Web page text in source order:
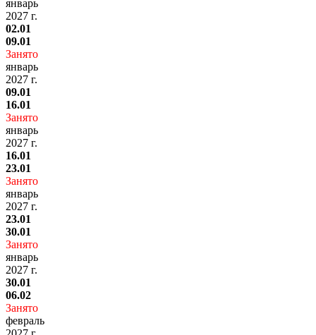
январь
2027 г.
02.01
09.01
Занято
январь
2027 г.
09.01
16.01
Занято
январь
2027 г.
16.01
23.01
Занято
январь
2027 г.
23.01
30.01
Занято
январь
2027 г.
30.01
06.02
Занято
февраль